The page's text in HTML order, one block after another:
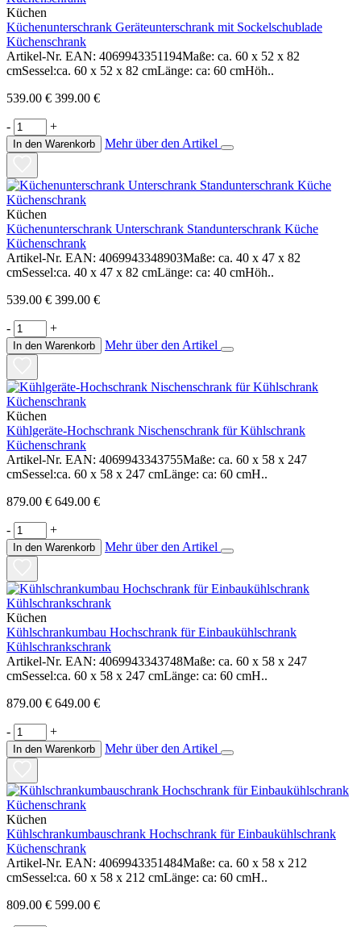
Küchen
Küchenunterschrank Geräteunterschrank mit Sockelschublade
Küchenschrank
Artikel-Nr. EAN: 4069943351194Maße: ca. 60 x 52 x 82
cmSessel:ca. 60 x 52 x 82 cmLänge: ca: 60 cmHöh..
539.00 € 399.00 €
- +
In den Warenkorb Mehr über den Artikel
Küchen
Küchenunterschrank Unterschrank Standunterschrank Küche
Küchenschrank
Artikel-Nr. EAN: 4069943348903Maße: ca. 40 x 47 x 82
cmSessel:ca. 40 x 47 x 82 cmLänge: ca: 40 cmHöh..
539.00 € 399.00 €
- +
In den Warenkorb Mehr über den Artikel
Küchen
Kühlgeräte-Hochschrank Nischenschrank für Kühlschrank
Küchenschrank
Artikel-Nr. EAN: 4069943343755Maße: ca. 60 x 58 x 247
cmSessel:ca. 60 x 58 x 247 cmLänge: ca: 60 cmH..
879.00 € 649.00 €
- +
In den Warenkorb Mehr über den Artikel
Küchen
Kühlschrankumbau Hochschrank für Einbaukühlschrank
Kühlschrankschrank
Artikel-Nr. EAN: 4069943343748Maße: ca. 60 x 58 x 247
cmSessel:ca. 60 x 58 x 247 cmLänge: ca: 60 cmH..
879.00 € 649.00 €
- +
In den Warenkorb Mehr über den Artikel
Küchen
Kühlschrankumbauschrank Hochschrank für Einbaukühlschrank
Küchenschrank
Artikel-Nr. EAN: 4069943351484Maße: ca. 60 x 58 x 212
cmSessel:ca. 60 x 58 x 212 cmLänge: ca: 60 cmH..
809.00 € 599.00 €